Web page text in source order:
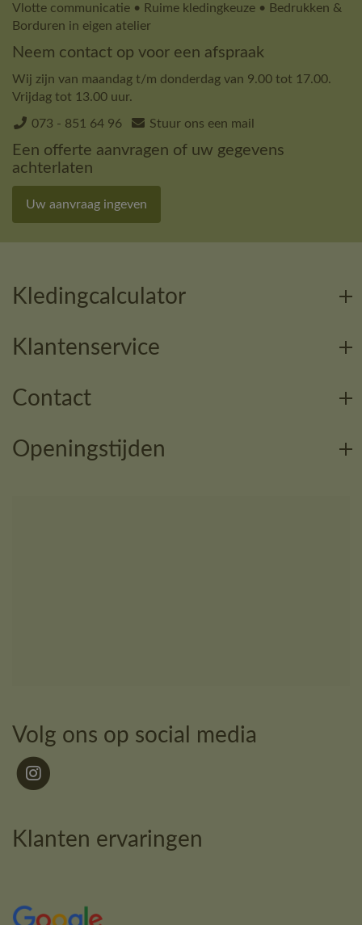
Vlotte communicatie • Ruime kledingkeuze • Bedrukken &
Borduren in eigen atelier
Neem contact op voor een afspraak
Wij zijn van maandag t/m donderdag van 9.00 tot 17.00.
Vrijdag tot 13.00 uur.
073 - 851 64 96 Stuur ons een mail
Een offerte aanvragen of uw gegevens
achterlaten
Uw aanvraag ingeven
Kledingcalculator
Klantenservice
Contact
Openingstijden
Volg ons op social media
Klanten ervaringen